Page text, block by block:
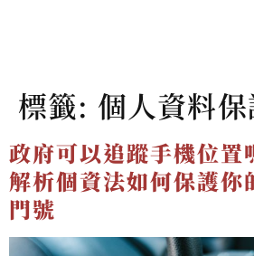
標籤: 個人資料
政府可以追蹤手機位置
解析個資法如何保護你
門號